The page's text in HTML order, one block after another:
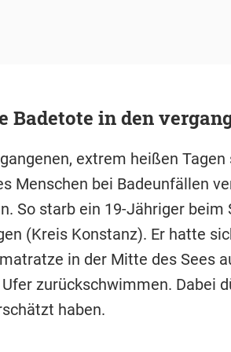
Badetote in den
extrem heißen
Menschen bei Badeunfällen
So starb ein 19-Jähriger
(Kreis Konstanz). Er hatte
in der Mitte des Sees
zurückschwimmen. Dabei
haben.